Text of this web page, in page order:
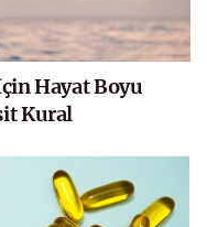
Hayat Boyu
Kural